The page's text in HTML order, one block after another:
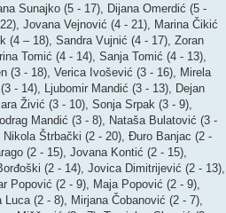
Sunajko (5 - 17), Dijana Omerdić (5 -
Jovana Vejnović (4 - 21), Marina Čikić
(4 – 18), Sandra Vujnić (4 - 17), Zoran
Tomić (4 - 14), Sanja Tomić (4 - 13),
(3 - 18), Verica Ivošević (3 - 16), Mirela
- 14), Ljubomir Mandić (3 - 13), Dejan
Živić (3 - 10), Sonja Srpak (3 - 9),
Mandić (3 - 8), Nataša Bulatović (3 -
Štrbački (2 - 20), Đuro Banjac (2 -
(2 - 15), Jovana Kontić (2 - 15),
(2 - 14), Jovica Dimitrijević (2 - 13),
Popović (2 - 9), Maja Popović (2 - 9),
(2 - 8), Mirjana Čobanović (2 - 7),